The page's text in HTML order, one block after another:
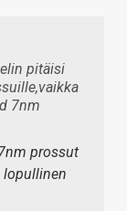
pitäisi
7nm
prossut
lopullinen